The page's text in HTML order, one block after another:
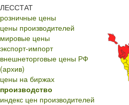
ЛЕССТАТ
розничные цены
цены производителей
мировые цены
экспорт-импорт
внешнеторговые цены РФ
(архив)
цены на биржах
производство
индекс цен производителей